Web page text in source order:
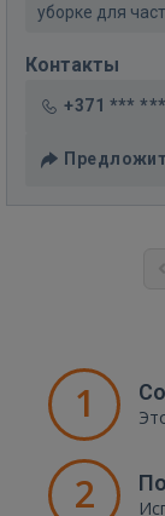
уборке для
Контакты
+371 ***
1
2